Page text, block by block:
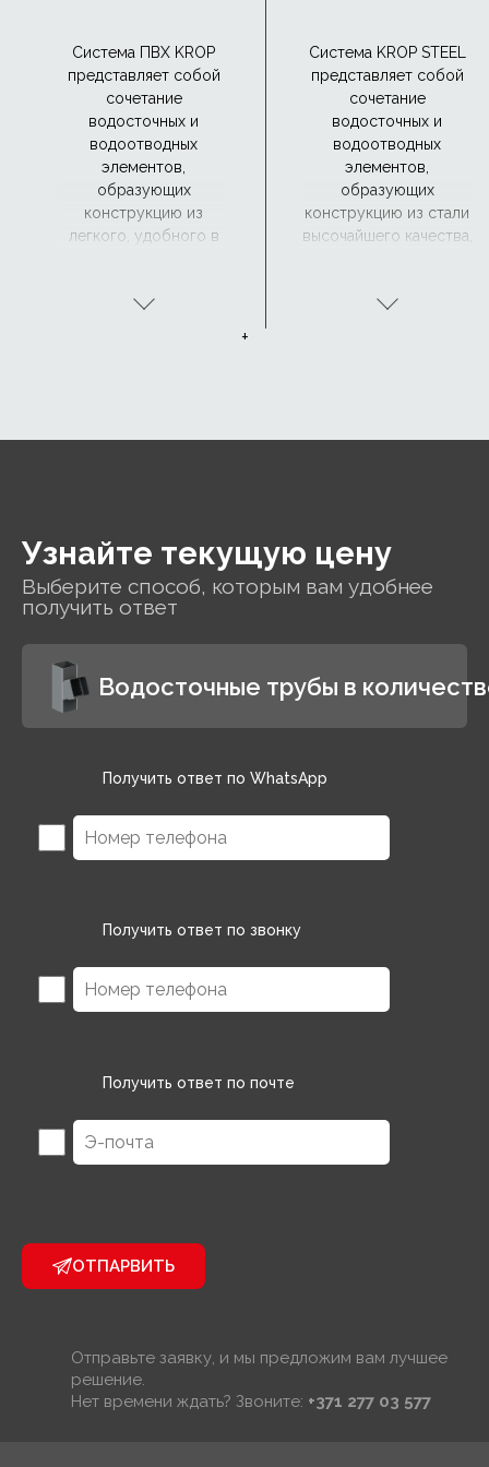
Система ПВХ KROP
представляет собой
сочетание
водосточных и
водоотводных
элементов,
образующих
конструкцию из
легкого, удобного в
устойчивого к
Система KROP STEEL
представляет собой
сочетание
водосточных и
водоотводных
элементов,
образующих
конструкцию из стали
высочайшего качества,
защитными
+
Узнайте текущую цену
Выберите способ, которым вам удобнее
получить ответ
Водосточные трубы в
Получить ответ по WhatsApp
Получить ответ по звонку
Получить ответ по почте
ОТПАРВИТЬ
Отправьте заявку, и мы предложим вам лучшее
решение.
Нет времени ждать? Звоните: +371 277 03 577